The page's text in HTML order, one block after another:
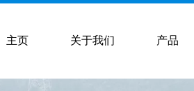
主页 关于我们 产品